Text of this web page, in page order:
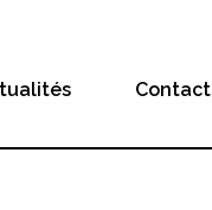
Contact